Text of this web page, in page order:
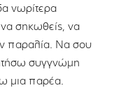
νωρίτερα
σηκωθείς, να
παραλία. Να σου
συγγνώμη
μια παρέα.